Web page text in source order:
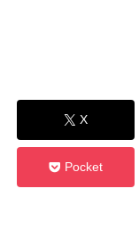
X
Pocket